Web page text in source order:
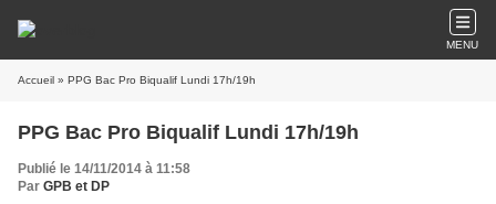
MENU
Accueil » PPG Bac Pro Biqualif Lundi 17h/19h
PPG Bac Pro Biqualif Lundi 17h/19h
Publié le 14/11/2014 à 11:58
Par GPB et DP